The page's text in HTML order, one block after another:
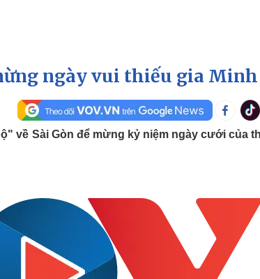
Infographic
Thể thao
Hậu trường
Ô tô - Xe máy
Văn hóa
Sân khấu - Điện ảnh
Văn học
Giải trí
Nghệ sĩ
Thời trang
ngày vui thiếu gia Minh
về Sài Gòn để mừng kỷ niệm ngày cưới của